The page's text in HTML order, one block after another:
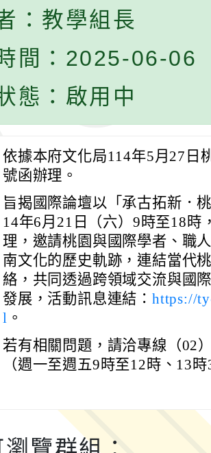
：教學組長
間：2025-06-06
態：啟用中
依據本府文化局114年5月27日
號函辦理。
旨揭國際論壇以「承古拓新．
14年6月21日（六）9時至18時
理，邀請桃園與國際學者、職
南文化的歷史軌跡，連結當代
絡，共同透過跨領域交流與國
發展，活動訊息連結：https://
l 。
若有相關問題，請洽專線（02
（週一至週五9時至12時、13